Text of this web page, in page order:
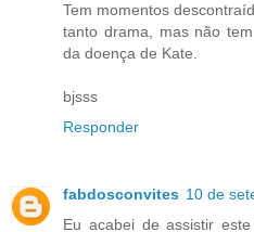
Tem momentos
tanto drama, mas não
da doença de Kate.
bjsss
Responder
fabdosconvites 10 de
Eu acabei de assistir